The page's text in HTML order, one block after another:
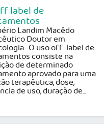
label de
Landim Macêdo
Doutor em
O uso off-label de
consiste na
de determinado
aprovado para uma
terapêutica, dose,
de uso, duração de...